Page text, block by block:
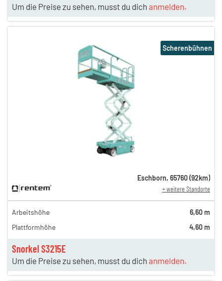
Um die Preise zu sehen, musst du dich anmelden.
Snorkel S3215E
Um die Preise zu sehen, musst du dich anmelden.
Scherenbühnen
Eschborn, 65760(92km)
+ weitere Standorte
Arbeitshöhe
6,60 m
Plattformhöhe
4,60 m